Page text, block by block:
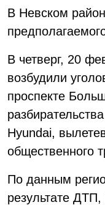
В Невском
В четверг, 20
возбудили
проспекте
Hyundai,
общественного
По данным
результате